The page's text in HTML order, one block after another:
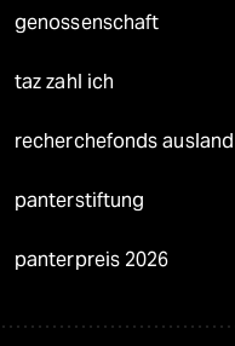
genossenschaft
taz zahl ich
recherchefonds ausland
panterstiftung
panterpreis 2026